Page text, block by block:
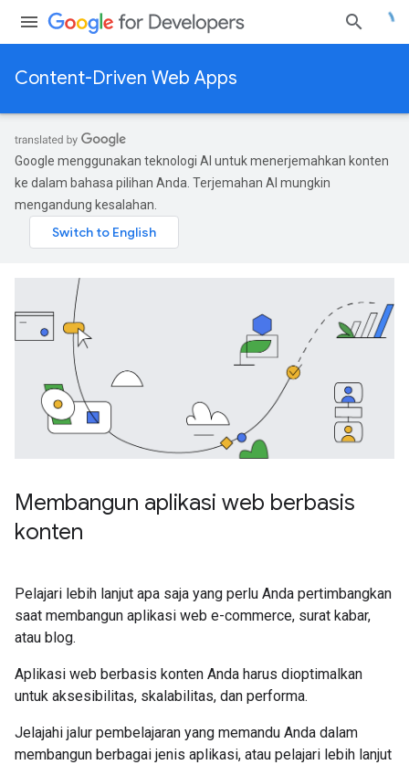
Content-Driven Web Apps
Google menggunakan teknologi AI untuk menerjemahkan konten
ke dalam bahasa pilihan Anda. Terjemahan AI mungkin
mengandung kesalahan.
Membangun aplikasi web berbasis
konten
Pelajari lebih lanjut apa saja yang perlu Anda pertimbangkan
saat membangun aplikasi web e-commerce, surat kabar,
atau blog.
Aplikasi web berbasis konten Anda harus dioptimalkan
untuk aksesibilitas, skalabilitas, dan performa.
Jelajahi jalur pembelajaran yang memandu Anda dalam
membangun berbagai jenis aplikasi, atau pelajari lebih lanjut